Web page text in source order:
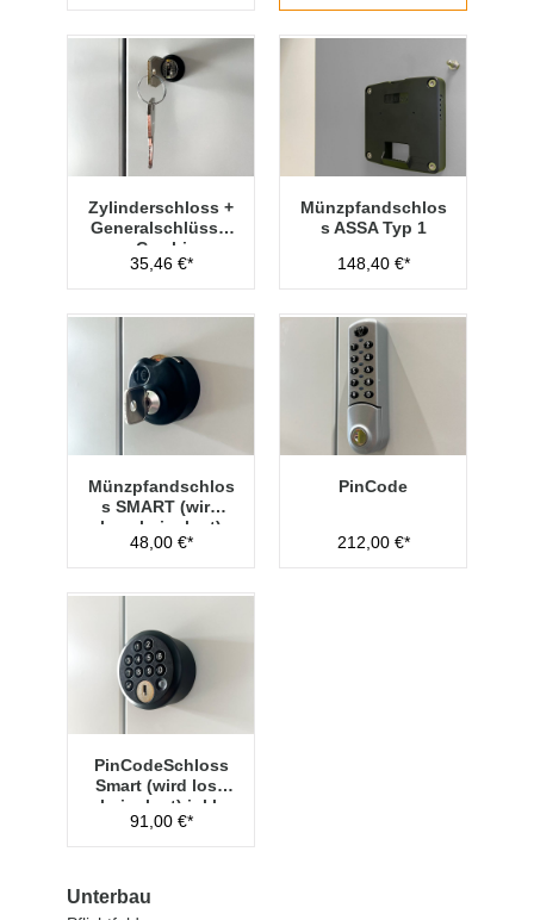
Zylinderschloss +
Generalschlüssel
- Cambio
35,46 €*
Münzpfandschlos
s ASSA Typ 1
148,40 €*
Münzpfandschlos
s SMART (wird
lose beigelegt)
48,00 €*
PinCode
212,00 €*
PinCodeSchloss
Smart (wird lose
beigelegt) inkl.
Managementschl
üssel
91,00 €*
Unterbau